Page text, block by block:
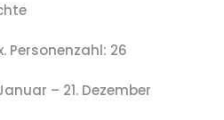
Personenzahl: 26
– 21. Dezember